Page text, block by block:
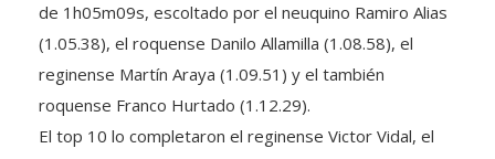
(1.05.38), el roquense Danilo Allamilla (1.08.58), el
reginense Martín Araya (1.09.51) y el también
roquense Franco Hurtado (1.12.29).
El top 10 lo completaron el reginense Victor Vidal, el
cipoleño Jonathan González; el atleta de Senillosa,